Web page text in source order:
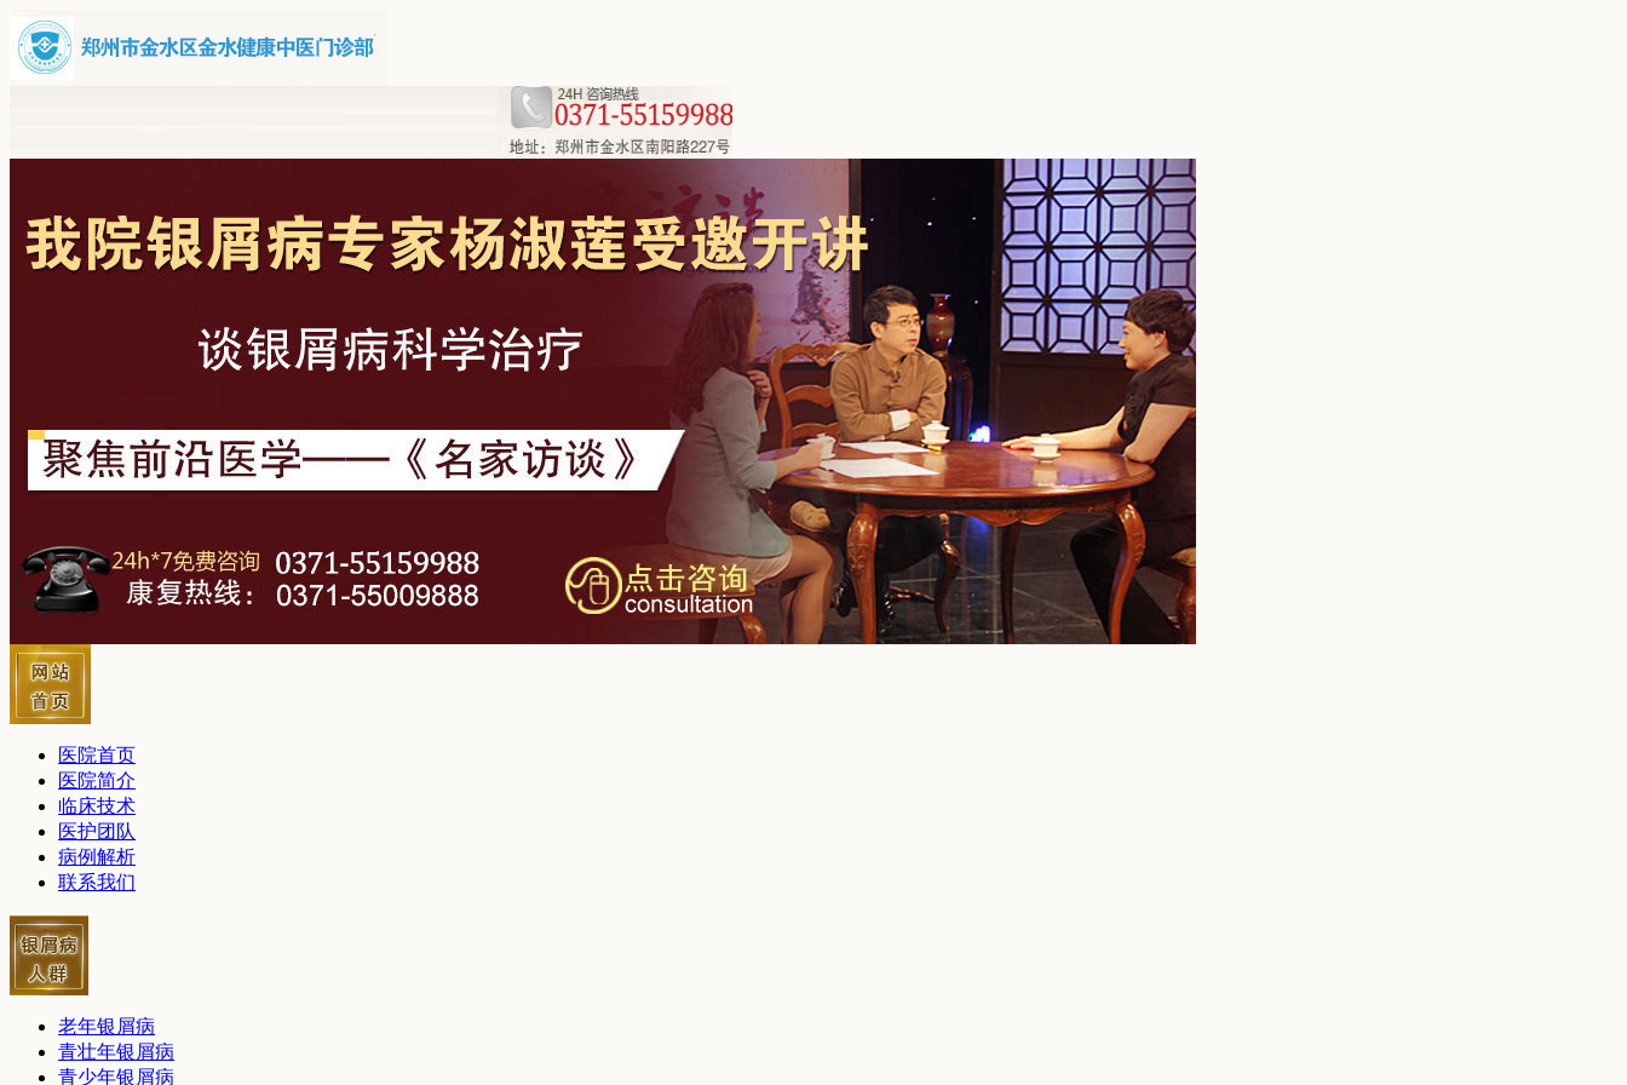
医院首页
医院简介
临床技术
医护团队
病例解析
联系我们
老年银屑病
青壮年银屑病
青少年银屑病